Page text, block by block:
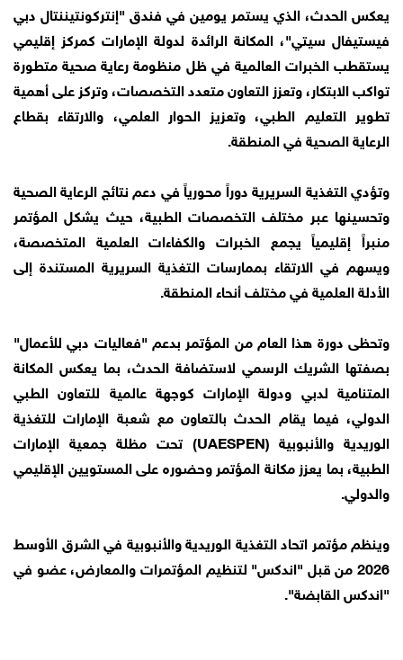
يعكس الحدث، الذي يستمر يومين في فندق "إنتركونتيننتال دبي
فيستيفال سيتي"، المكانة الرائدة لدولة الإمارات كمركز إقليمي
يستقطب الخبرات العالمية في ظل منظومة رعاية صحية متطورة
تواكب الابتكار، وتعزز التعاون متعدد التخصصات، وتركز على أهمية
تطوير التعليم الطبي، وتعزيز الحوار العلمي، والارتقاء بقطاع
الرعاية الصحية في المنطقة.
وتؤدي التغذية السريرية دوراً محورياً في دعم نتائج الرعاية الصحية
وتحسينها عبر مختلف التخصصات الطبية، حيث يشكل المؤتمر
منبراً إقليمياً يجمع الخبرات والكفاءات العلمية المتخصصة،
ويسهم في الارتقاء بممارسات التغذية السريرية المستندة إلى
الأدلة العلمية في مختلف أنحاء المنطقة.
وتحظى دورة هذا العام من المؤتمر بدعم "فعاليات دبي للأعمال"
بصفتها الشريك الرسمي لاستضافة الحدث، بما يعكس المكانة
المتنامية لدبي ودولة الإمارات كوجهة عالمية للتعاون الطبي
الدولي، فيما يقام الحدث بالتعاون مع شعبة الإمارات للتغذية
الوريدية والأنبوبية (UAESPEN) تحت مظلة جمعية الإمارات
الطبية، بما يعزز مكانة المؤتمر وحضوره على المستويين الإقليمي
والدولي.
وينظم مؤتمر اتحاد التغذية الوريدية والأنبوبية في الشرق الأوسط
2026 من قبل "اندكس" لتنظيم المؤتمرات والمعارض، عضو في
"اندكس القابضة".